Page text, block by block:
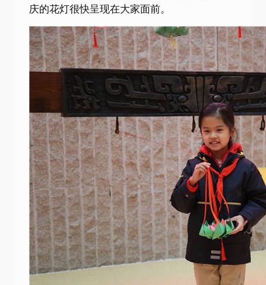
庆的花灯很快呈现在大家面前。